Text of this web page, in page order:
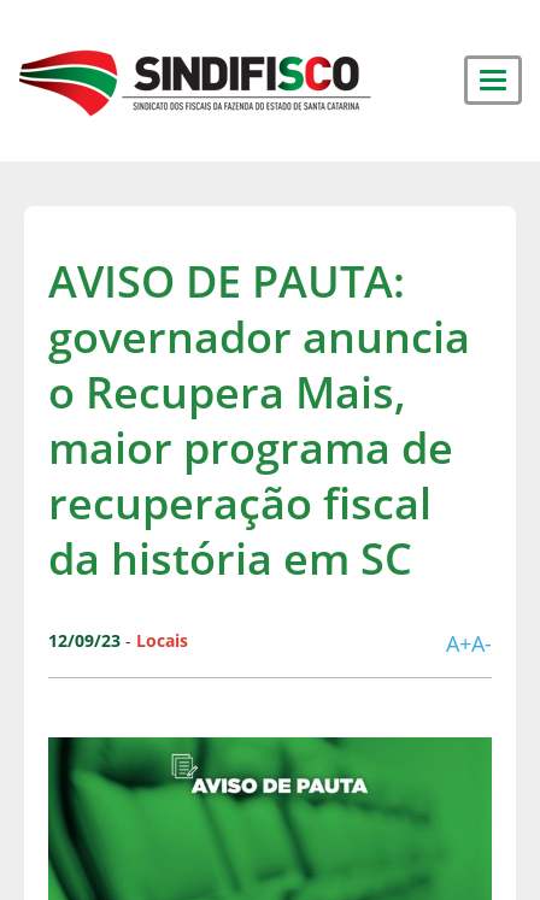
AVISO DE PAUTA:
governador anuncia
o Recupera Mais,
maior programa de
recuperação fiscal
da história em SC
12/09/23 - Locais A+A-